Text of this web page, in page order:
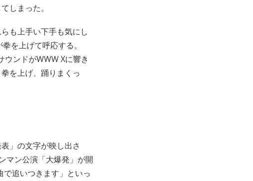
しまった。
も上手い下手も気にし
を上げて呼応する。
ウンドがWWW Xに響き
を上げ、踊りまくっ
」の文字が映し出さ
マン公演「大爆発」が開
で追いつきます」といっ